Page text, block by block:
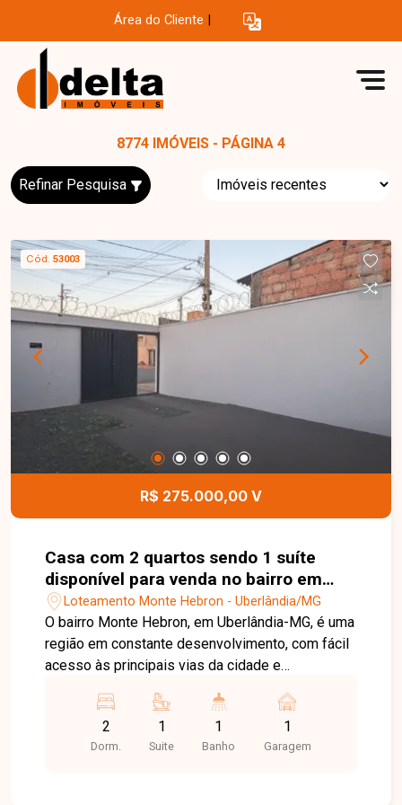
Área do Cliente
8774 IMÓVEIS - PÁGINA 4
Refinar Pesquisa
Cód. 53003
R$ 275.000,00 V
Casa com 2 quartos sendo 1 suíte
disponível para venda no bairro em
Uberlândia-MG
Loteamento Monte Hebron - Uberlândia/MG
O bairro Monte Hebron, em Uberlândia-MG, é uma
região em constante desenvolvimento, com fácil
acesso às principais vias da cidade e
dia, estando próximo a comércios, escolas e
serviços essenciais. Casa com ambientes bem
distribuídos, composta por sala em 02 ambientes
2
Dorm.
1
Suite
1
Banho
1
Garagem